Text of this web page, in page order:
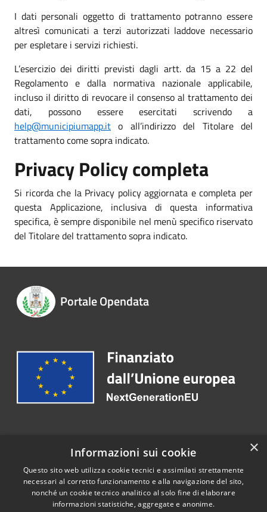
I dati personali oggetto di trattamento potranno essere
altresì comunicati a terzi autorizzati laddove necessario
per espletare i servizi richiesti.
L’esercizio dei diritti previsti dagli artt. da 15 a 22 del
Regolamento e dalla normativa nazionale applicabile,
incluso il diritto di revocare il consenso al trattamento dei
dati, possono essere esercitati scrivendo a
help@municipiumapp.it o all’indirizzo del Titolare del
trattamento come sopra indicato.
Privacy Policy completa
Si ricorda che la Privacy policy aggiornata e completa per
questa Applicazione, inclusiva di questa informativa
specifica, è sempre disponibile nel menù specifico riservato
del Titolare del trattamento sopra indicato.
Portale Opendata
Recapiti e contatti
Telefono: 0363 3171
Copyright © 2026 • Portale
×
Informazioni sui cookie
Questo sito web utilizza cookie tecnici e assimilati strettamente
necessari al corretto funzionamento e alla navigazione del sito,
nonché un cookie tecnico analitico al solo fine di elaborare
informazioni statistiche, aggregate e anonime.